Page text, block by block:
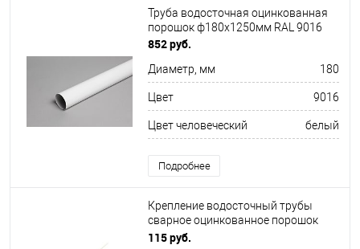
Труба водосточная оцинкованная
порошок ф180х1250мм RAL 9016
852 руб.
Диаметр, мм 180
Цвет 9016
Цвет человеческий белый
Подробнее
Крепление водосточный трубы
сварное оцинкованное порошок
ф90х10х250мм RAL 9016
115 руб.